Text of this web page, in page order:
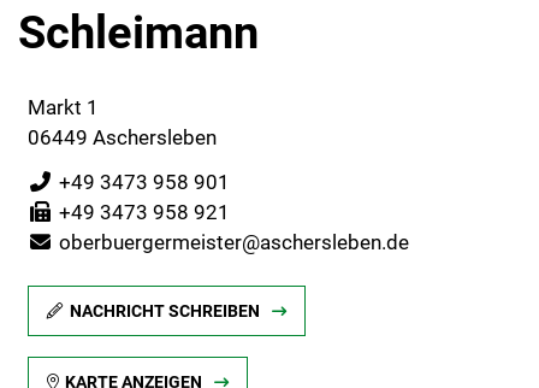
Schleimann
Markt 1
06449 Aschersleben
+49 3473 958 901
+49 3473 958 921
oberbuergermeister@aschersleben.de
NACHRICHT SCHREIBEN
KARTE ANZEIGEN